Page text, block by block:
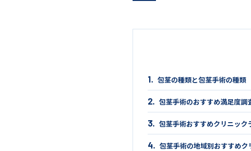
包茎の種類と包茎手術の種類
包茎手術のおすすめ満足度調
包茎手術おすすめクリニック
包茎手術の地域別おすすめク